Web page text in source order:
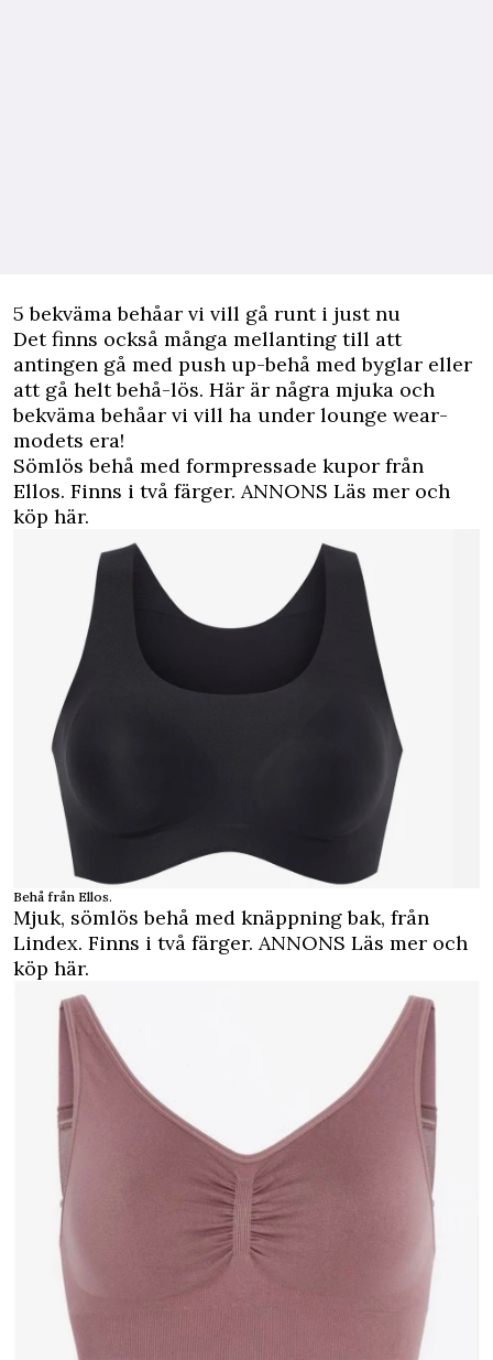
5 bekväma behåar vi vill gå runt i just nu
Det finns också många mellanting till att
antingen gå med push up-behå med byglar eller
att gå helt behå-lös. Här är några mjuka och
bekväma behåar vi vill ha under lounge wear-
modets era!
Sömlös behå med formpressade kupor från
Ellos. Finns i två färger. ANNONS Läs mer och
köp här.
Behå från Ellos.
Mjuk, sömlös behå med knäppning bak, från
Lindex. Finns i två färger. ANNONS Läs mer och
köp här.